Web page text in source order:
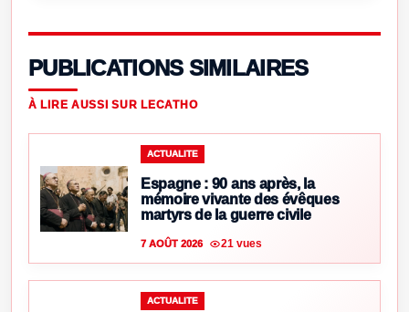
PUBLICATIONS SIMILAIRES
À LIRE AUSSI SUR LECATHO
ACTUALITE
Espagne : 90 ans après, la
mémoire vivante des évêques
martyrs de la guerre civile
7 AOÛT 2026 21 vues
ACTUALITE